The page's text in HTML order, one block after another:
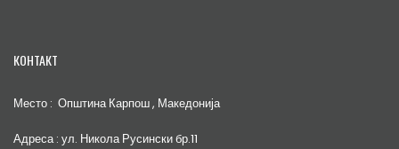
КОНТАКТ
Место : Општина Карпош , Македонија
Адреса : ул. Никола Русински бр.11